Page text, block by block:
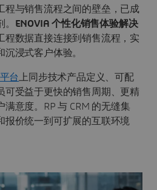
程与销售流程之间的壁垒，已成
ENOVIA 个性化销售体验解决
程数据直接连接到销售流程，实
浸式客户体验。
台
上同步技术产品定义、可配
可受益于更快的销售周期、更精
意度。RP 与 CRM 的无缝集
报价统一到可扩展的互联环境